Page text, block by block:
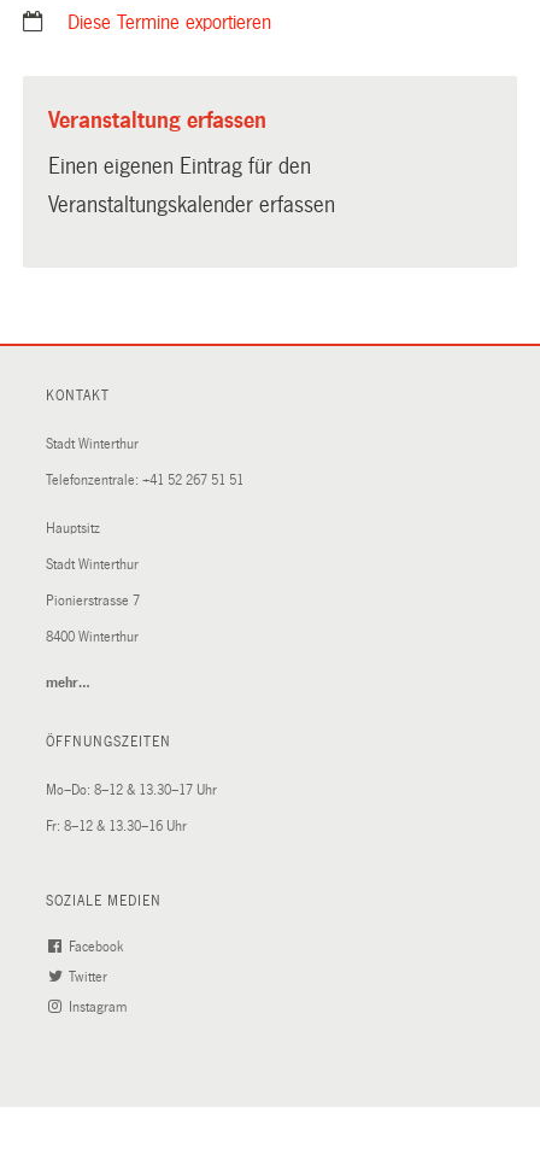
Diese Termine exportieren
Veranstaltung erfassen
Einen eigenen Eintrag für den
Veranstaltungskalender erfassen
KONTAKT
Stadt Winterthur
Telefonzentrale: +41 52 267 51 51
Hauptsitz
Stadt Winterthur
Pionierstrasse 7
8400 Winterthur
mehr…
ÖFFNUNGSZEITEN
Mo–Do: 8–12 & 13.30–17 Uhr
Fr: 8–12 & 13.30–16 Uhr
SOZIALE MEDIEN
Facebook
Twitter
Link)
Instagram